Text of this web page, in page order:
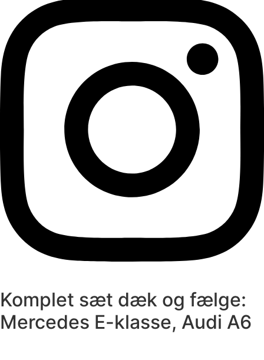
Komplet sæt dæk og fælge:
Mercedes E-klasse, Audi A6